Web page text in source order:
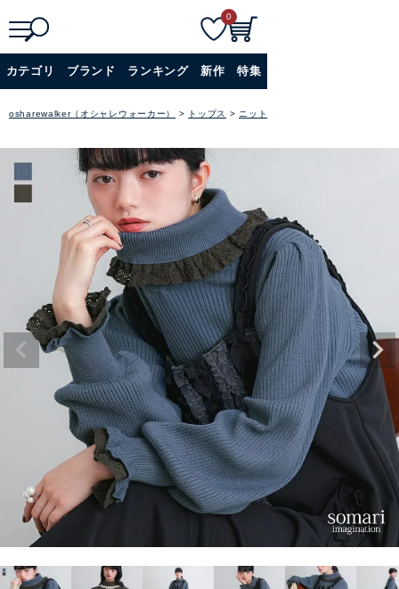
詳細検索
0
カテゴリ ブランド ランキング 新作 特集
osharewalker（オシャレウォーカー） トップス ニット